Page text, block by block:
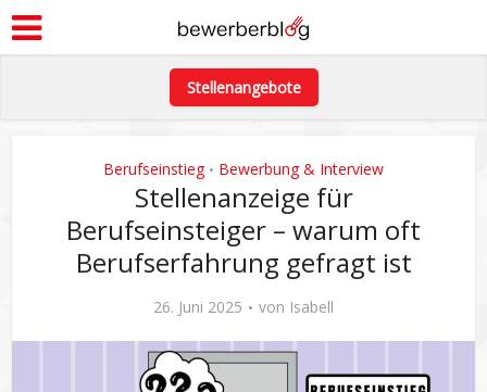
Stellenangebote
Berufseinstieg • Bewerbung & Interview
Stellenanzeige für
Berufseinsteiger – warum oft
Berufserfahrung gefragt ist
26. Juni 2025 von Isabell